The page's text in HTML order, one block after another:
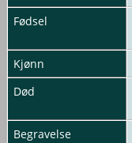
Fødsel
Kjønn
Død
Begravelse